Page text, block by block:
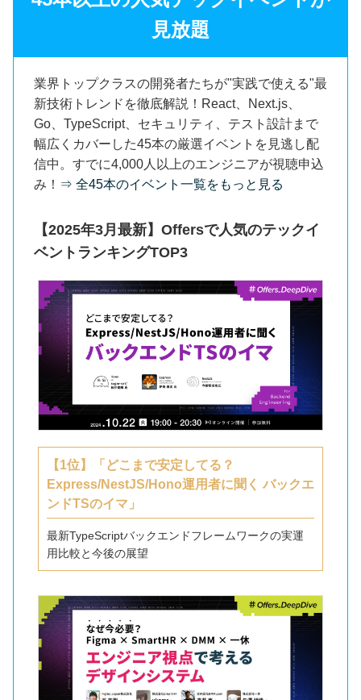
見放題
業界トップクラスの開発者たちが"実践で使える"最
新技術トレンドを徹底解説！React、Next.js、
Go、TypeScript、セキュリティ、テスト設計まで
幅広くカバーした45本の厳選イベントを見逃し配
信中。すでに4,000人以上のエンジニアが視聴申込
み！ ⇒ 全45本のイベント一覧をもっと見る
【2025年3月最新】Offersで人気のテックイ
ベントランキングTOP3
【1位】「どこまで安定してる？
Express/NestJS/Hono運用者に聞く バックエ
ンドTSのイマ」
最新TypeScriptバックエンドフレームワークの実運
用比較と今後の展望